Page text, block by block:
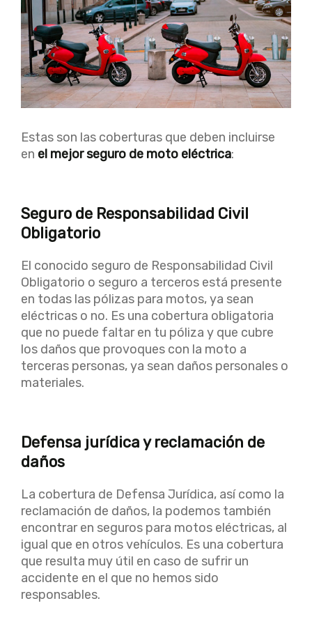
Estas son las coberturas que deben incluirse
en el mejor seguro de moto eléctrica:
Seguro de Responsabilidad Civil
Obligatorio
El conocido seguro de Responsabilidad Civil
Obligatorio o seguro a terceros está presente
en todas las pólizas para motos, ya sean
eléctricas o no. Es una cobertura obligatoria
que no puede faltar en tu póliza y que cubre
los daños que provoques con la moto a
terceras personas, ya sean daños personales o
materiales.
Defensa jurídica y reclamación de
daños
La cobertura de Defensa Jurídica, así como la
reclamación de daños, la podemos también
encontrar en seguros para motos eléctricas, al
igual que en otros vehículos. Es una cobertura
que resulta muy útil en caso de sufrir un
accidente en el que no hemos sido
responsables.